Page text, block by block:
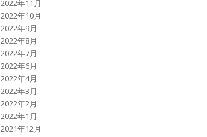
2022年11月
2022年10月
2022年9月
2022年8月
2022年7月
2022年6月
2022年4月
2022年3月
2022年2月
2022年1月
2021年12月